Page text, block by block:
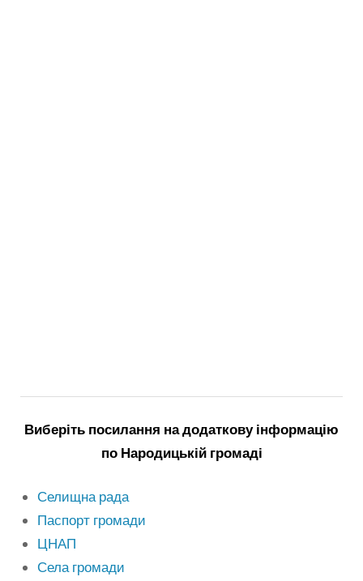
Виберіть посилання на додаткову інформацію
по Народицькій громаді
Селищна рада
Паспорт громади
ЦНАП
Села громади